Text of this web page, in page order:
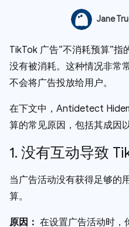
Jane
TikTok 广告“不消耗预算”
没有被消耗。这种情况非常
不会将广告投放给用户。
在下文中，Antidetect
算的常见原因，包括其成因
1. 没有互动导致
当广告活动没有获得足够的
算。
原因： 在设置广告活动时，